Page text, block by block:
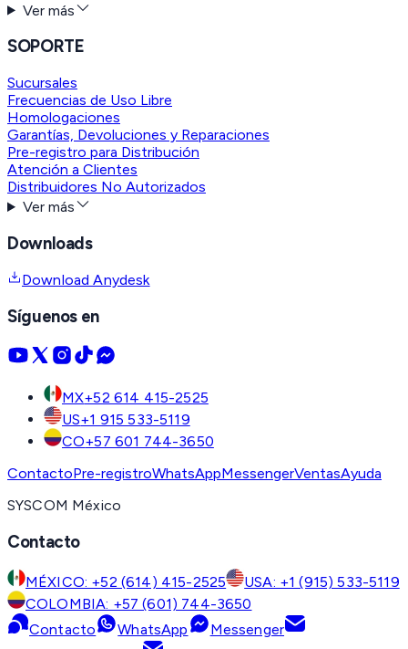
Ver más
SOPORTE
Sucursales
Frecuencias de Uso Libre
Homologaciones
Garantías, Devoluciones y Reparaciones
Pre-registro para Distribución
Atención a Clientes
Distribuidores No Autorizados
Ver más
Downloads
Download Anydesk
Síguenos en
MX+52 614 415-2525
US+1 915 533-5119
CO+57 601 744-3650
ContactoPre-registroWhatsAppMessengerVentasAyuda
SYSCOM México
Contacto
MÉXICO: +52 (614) 415-2525
USA: +1 (915) 533-5119
COLOMBIA: +57 (601) 744-3650
Contacto
WhatsApp
Messenger